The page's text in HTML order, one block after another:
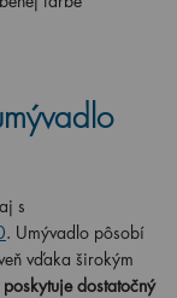
s
. Umývadlo pôsobí
vďaka širokým
poskytuje dostatočný